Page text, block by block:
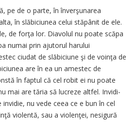
pe de o parte, în înverşunarea
în slăbi­­ciu­­­nea celui stăpânit de ele.
de forţa lor. Dia­volul nu poate scăpa
numai prin aju­to­­rul harului
ciudat de slăbiciune şi de voinţa de
are în ea un amestec de
în faptul că cel robit ei nu poate
mai are tăria să lucreze altfel. In­vi­di­
nu vede ceea ce e bun în cel
violen­tă, sau a violenţei, nesigură